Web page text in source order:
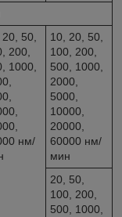
50,
200,
1000,
нм/
10, 20, 50,
100, 200,
500, 1000,
2000,
5000,
10000,
20000,
60000 нм/
мин
20, 50,
100, 200,
500, 1000,